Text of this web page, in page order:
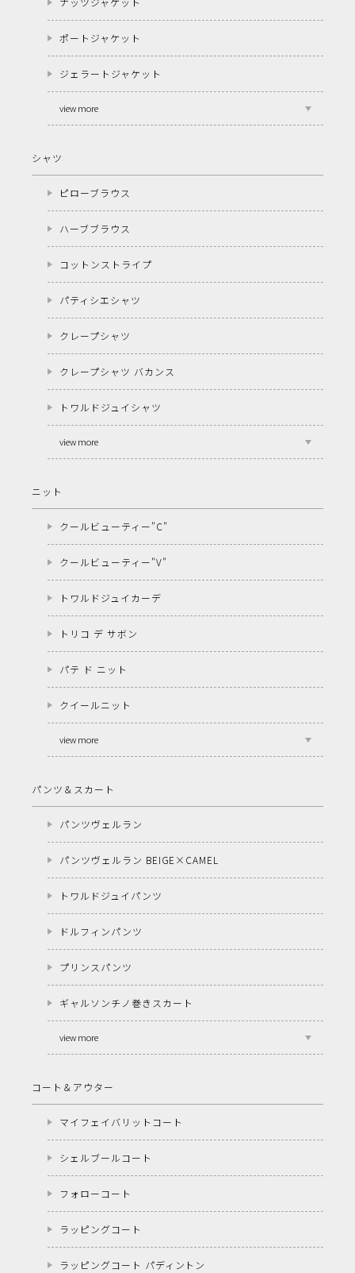
ポートジャケット
ジェラートジャケット
view more
シャツ
ピローブラウス
ハーブブラウス
コットンストライプ
パティシエシャツ
クレープシャツ
クレープシャツ バカンス
トワルドジュイシャツ
view more
ニット
クールビューティー"C"
クールビューティー"V"
トワルドジュイカーデ
トリコ デ サボン
パテ ド ニット
クイールニット
view more
パンツ＆スカート
パンツヴェルラン
パンツヴェルラン BEIGE×CAMEL
トワルドジュイパンツ
ドルフィンパンツ
プリンスパンツ
ギャルソンチノ巻きスカート
view more
コート＆アウター
マイフェイバリットコート
シェルブールコート
フォローコート
ラッピングコート
ラッピングコート パディントン